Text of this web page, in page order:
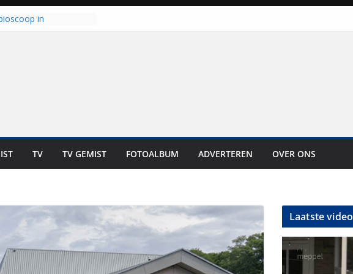
‘Japie’ Mokum
stoomt hij z’n
internationale
is niet in geld uit te
TV TV GEMIST FOTOALBUM ADVERTEREN OVER ONS
Laatste video